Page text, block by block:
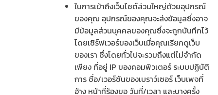
ในการเข้าถึงเว็บไซต์ส่วนใหญ่ด้วยอุปกรณ์
ของคุณ อุปกรณ์ของคุณจะส่งข้อมูลซึ่งอาจ
มีข้อมูลส่วนบุคคลของคุณซึ่งจะถูกบันทึกไว้
โดยเซิร์ฟเวอร์ของเว็บเมื่อคุณเรียกดูเว็บ
ของเรา ซึ่งโดยทั่วไปจะรวมถึงแต่ไม่จำกัด
เพียง ที่อยู่ IP ของคอมพิวเตอร์ ระบบปฏิบัติ
การ ชื่อ/เวอร์ชันของเบราว์เซอร์ เว็บเพจที่
อ้าง หน้าที่ร้องขอ วันที่/เวลา และบางครั้ง